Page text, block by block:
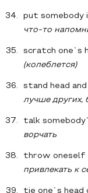
put somebody
что-то
scratch one`s
(колеблется)
stand head
лучше других,
talk
ворчать
throw oneself
привлекать к
tie one`s head